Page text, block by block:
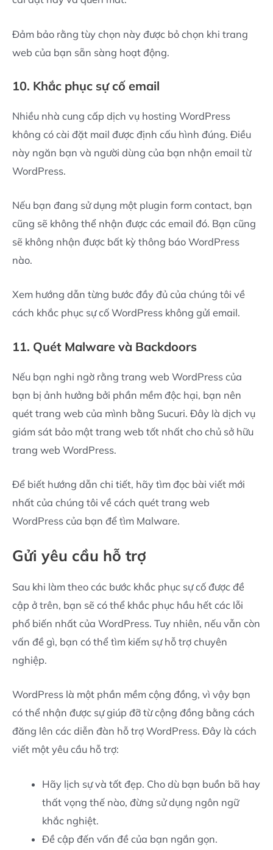
Đảm bảo rằng tùy chọn này được bỏ chọn khi trang
web của bạn sẵn sàng hoạt động.
10. Khắc phục sự cố email
Nhiều nhà cung cấp dịch vụ hosting WordPress
không có cài đặt mail được định cấu hình đúng. Điều
này ngăn bạn và người dùng của bạn nhận email từ
WordPress.
Nếu bạn đang sử dụng một plugin form contact, bạn
cũng sẽ không thể nhận được các email đó. Bạn cũng
sẽ không nhận được bất kỳ thông báo WordPress
nào.
Xem hướng dẫn từng bước đầy đủ của chúng tôi về
cách khắc phục sự cố WordPress không gửi email.
11. Quét Malware và Backdoors
Nếu bạn nghi ngờ rằng trang web WordPress của
bạn bị ảnh hưởng bởi phần mềm độc hại, bạn nên
quét trang web của mình bằng Sucuri. Đây là dịch vụ
giám sát bảo mật trang web tốt nhất cho chủ sở hữu
trang web WordPress.
Để biết hướng dẫn chi tiết, hãy tìm đọc bài viết mới
nhất của chúng tôi về cách quét trang web
WordPress của bạn để tìm Malware.
Gửi yêu cầu hỗ trợ
Sau khi làm theo các bước khắc phục sự cố được đề
cập ở trên, bạn sẽ có thể khắc phục hầu hết các lỗi
phổ biến nhất của WordPress. Tuy nhiên, nếu vẫn còn
vấn đề gì, bạn có thể tìm kiếm sự hỗ trợ chuyên
nghiệp.
WordPress là một phần mềm cộng đồng, vì vậy bạn
có thể nhận được sự giúp đỡ từ cộng đồng bằng cách
đăng lên các diễn đàn hỗ trợ WordPress. Đây là cách
viết một yêu cầu hỗ trợ:
Hãy lịch sự và tốt đẹp. Cho dù bạn buồn bã hay
thất vọng thế nào, đừng sử dụng ngôn ngữ
khắc nghiệt.
Đề cập đến vấn đề của bạn ngắn gọn.